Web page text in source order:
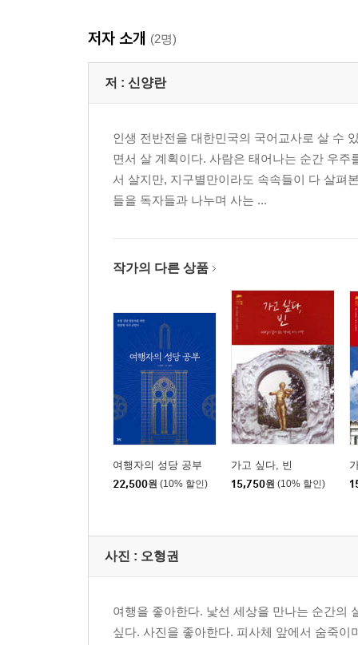
저자 소개 (2명)
저 : 신양란
인생 전반전을 대한민국의 국어교사로 살 수
면서 살 계획이다. 사람은 태어나는 순간 우
서 살지만, 지구별만이라도 속속들이 다 살펴
들을 독자들과 나누며 사는 ...
작가의 다른 상품
여행자의 성당 공부
22,500원 (10% 할인)
가고 싶다, 빈
15,750원 (10% 할인)
사진 : 오형권
여행을 좋아한다. 낯선 세상을 만나는 순간의
싶다. 사진을 좋아한다. 피사체 앞에서 숨죽